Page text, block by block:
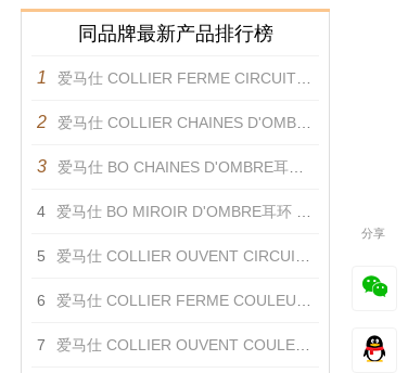
同品牌最新产品排行榜
1 爱马仕 COLLIER FERME CIRCUIT DE LUMIERE项链 项链
2 爱马仕 COLLIER CHAINES D'OMBRE项链 项链
3 爱马仕 BO CHAINES D'OMBRE耳环 耳饰
4 爱马仕 BO MIROIR D'OMBRE耳环 耳饰
5 爱马仕 COLLIER OUVENT CIRCUIT DE LUMIERE项链 项链
6 爱马仕 COLLIER FERME COULEURS DU JOUR项链 项链
7 爱马仕 COLLIER OUVENT COULEURS DU JOUR 项链 项链
分享